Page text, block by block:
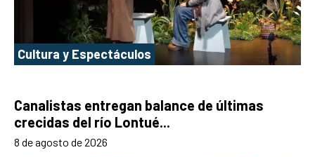
Cultura y Espectáculos
Canalistas entregan balance de últimas
crecidas del río Lontué...
8 de agosto de 2026